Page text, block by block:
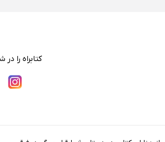
کتابراه را